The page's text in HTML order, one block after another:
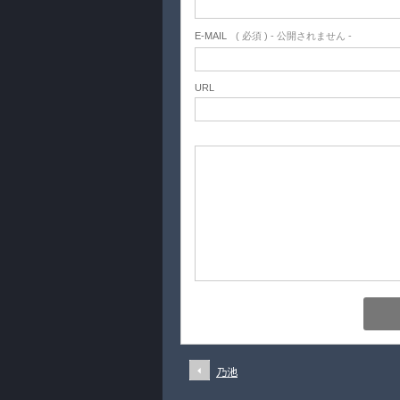
E-MAIL ( 必須 ) - 公開されません -
URL
乃池